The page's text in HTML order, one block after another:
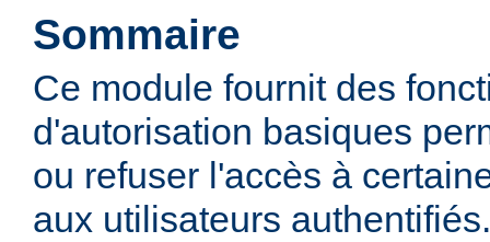
Sommaire
Ce module fournit des
d'autorisation basiques
ou refuser l'accès à
aux utilisateurs